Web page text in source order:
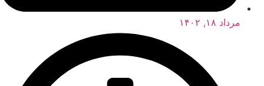
مرداد ۱۸, ۱۴۰۲